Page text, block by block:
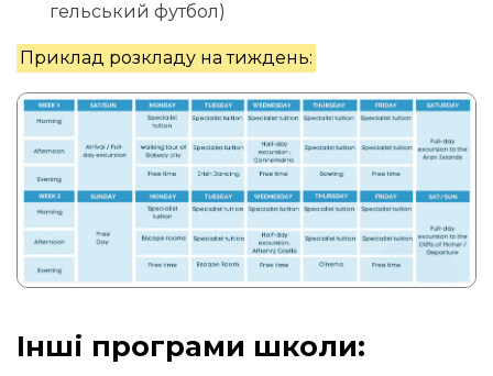
гельський футбол)
Приклад розкладу на тиждень:
Інші програми школи: